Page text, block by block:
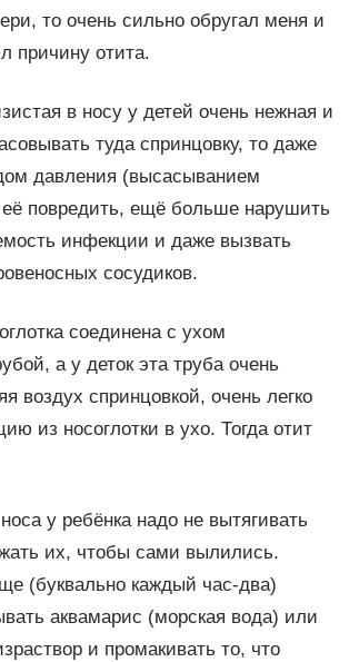
то очень сильно обругал меня и
причину отита.
в носу у детей очень нежная и
туда спринцовку, то даже
давления (высасыванием
повредить, ещё больше нарушить
инфекции и даже вызвать
сосудиков.
соединена с ухом
а у деток эта труба очень
воздух спринцовкой, очень легко
из носоглотки в ухо. Тогда отит
у ребёнка надо не вытягивать
их, чтобы сами вылились.
(буквально каждый час-два)
аквамарис (морская вода) или
и промакивать то, что